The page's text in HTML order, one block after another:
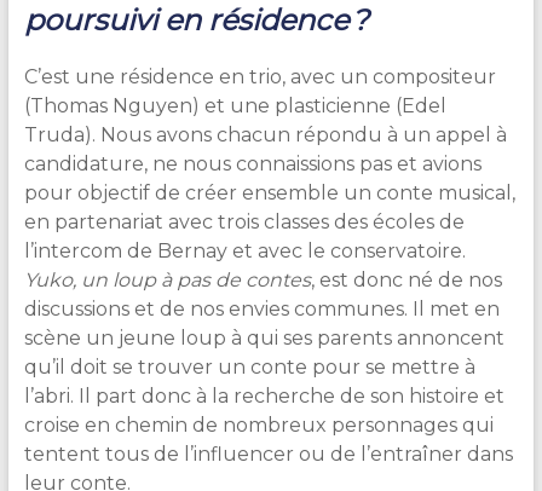
poursuivi en résidence ?
C’est une résidence en trio, avec un compositeur
(Thomas Nguyen) et une plasticienne (Edel
Truda). Nous avons chacun répondu à un appel à
candidature, ne nous connaissions pas et avions
pour objectif de créer ensemble un conte musical,
en partenariat avec trois classes des écoles de
l’intercom de Bernay et avec le conservatoire.
Yuko, un loup à pas de contes, est donc né de nos
discussions et de nos envies communes. Il met en
scène un jeune loup à qui ses parents annoncent
qu’il doit se trouver un conte pour se mettre à
l’abri. Il part donc à la recherche de son histoire et
croise en chemin de nombreux personnages qui
tentent tous de l’influencer ou de l’entraîner dans
leur conte.